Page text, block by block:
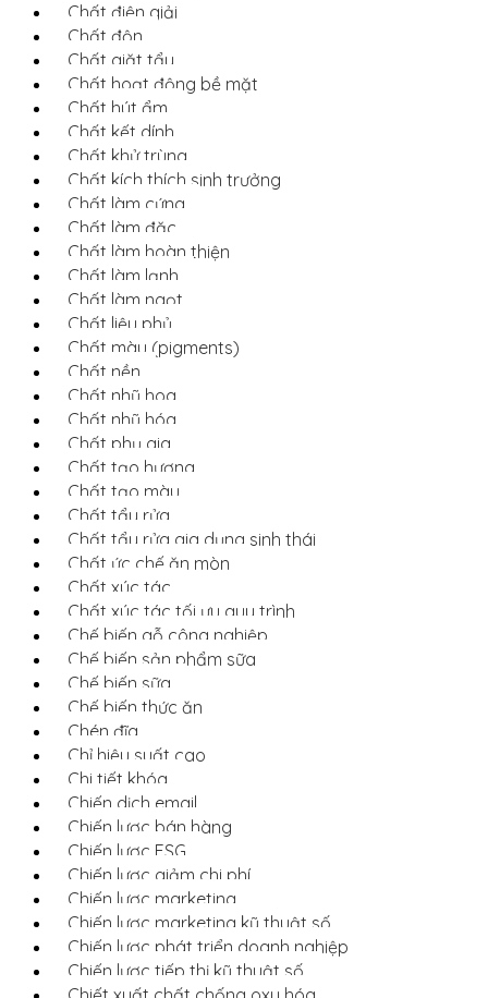
Chất điện giải
Chất độn
Chất giặt tẩy
Chất hoạt động bề mặt
Chất hút ẩm
Chất kết dính
Chất khử trùng
Chất kích thích sinh trưởng
Chất làm cứng
Chất làm đặc
Chất làm hoàn thiện
Chất làm lạnh
Chất làm ngọt
Chất liệu phủ
Chất màu (pigments)
Chất nền
Chất nhũ hoa
Chất nhũ hóa
Chất phụ gia
Chất tạo hương
Chất tạo màu
Chất tẩy rửa
Chất tẩy rửa gia dụng sinh thái
Chất ức chế ăn mòn
Chất xúc tác
Chất xúc tác tối ưu quy trình
Chế biến gỗ công nghiệp
Chế biến sản phẩm sữa
Chế biến sữa
Chế biến thức ăn
Chén đĩa
Chỉ hiệu suất cao
Chi tiết khóa
Chiến dịch email
Chiến lược bán hàng
Chiến lược ESG
Chiến lược giảm chi phí
Chiến lược marketing
Chiến lược marketing kỹ thuật số
Chiến lược phát triển doanh nghiệp
Chiến lược tiếp thị kỹ thuật số